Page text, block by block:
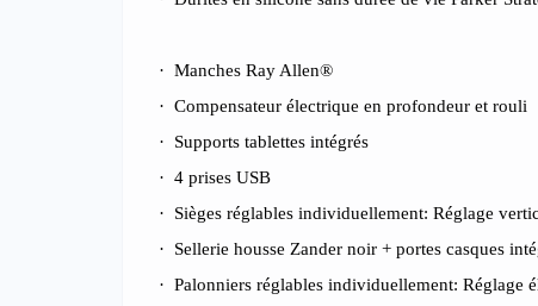
· Manches Ray Allen®
· Compensateur électrique en profondeur et rouli
· Supports tablettes intégrés
· 4 prises USB
· Sièges réglables individuellement: Réglage
· Sellerie housse Zander noir + portes casques
· Palonniers réglables individuellement: Réglage